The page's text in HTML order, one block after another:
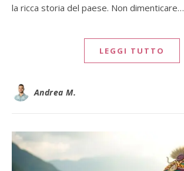
la ricca storia del paese. Non dimenticare…
LEGGI TUTTO
Andrea M.